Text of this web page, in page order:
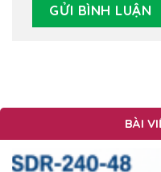
BÀI